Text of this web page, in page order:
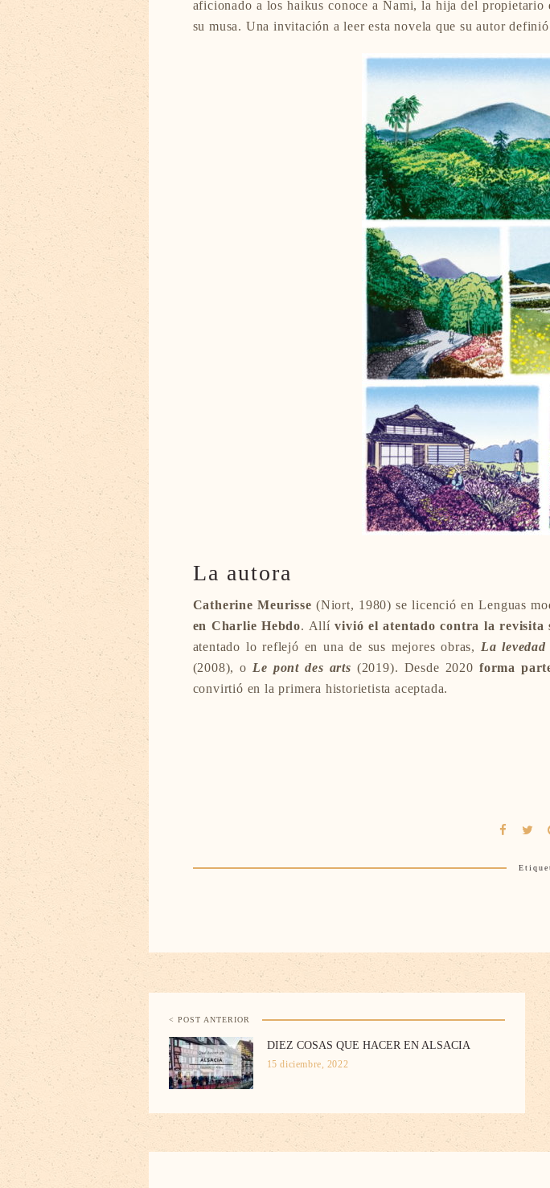
aficionado a los haikus conoce a Nami, la hija del propietario
su musa. Una invitación a leer esta novela que su autor
La autora
Catherine Meurisse (Niort, 1980) se licenció en Lenguas
en Charlie Hebdo. Allívivió el atentado contra la revisita
atentado lo reflejó en una de sus mejores obras, La levedad
(2008), o Le pont des arts (2019). Desde 2020 forma
convirtió en la primera historietista aceptada.
< POST ANTERIOR
DIEZ COSAS QUE HACER EN ALSACIA
15 diciembre, 2022